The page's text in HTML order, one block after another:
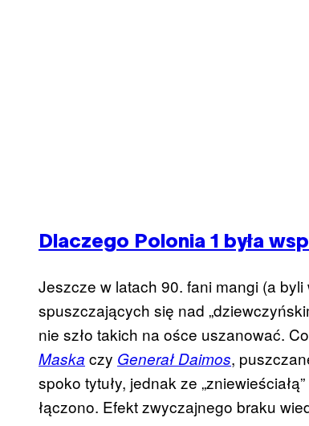
Dlaczego Polonia 1 była
Jeszcze w latach 90. fani mangi (a
spuszczających się nad
nie szło takich na ośce uszanować.
Maska czy Generał Daimos,
spoko tytuły, jednak ze
łączono. Efekt zwyczajnego braku